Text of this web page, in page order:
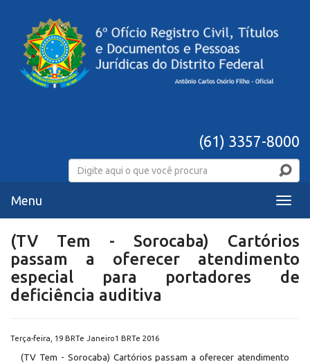
(61) 3357-8000
Menu
Menu
(TV Tem - Sorocaba) Cartórios
passam a oferecer atendimento
especial para portadores de
deficiência auditiva
Terça-feira, 19 BRTe Janeiro1 BRTe 2016
(TV Tem - Sorocaba) Cartórios passam a oferecer atendimento